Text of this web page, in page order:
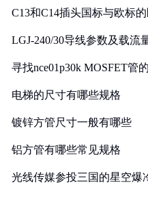
C13和C14插头国标与欧标
LGJ-240/30导线参数及载流
寻找nce01p30k MOSFET管
电梯的尺寸有哪些规格
镀锌方管尺寸一般有哪些
铝方管有哪些常见规格
光线传媒参投三国的星空爆